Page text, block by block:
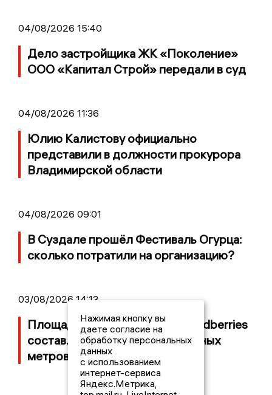
04/08/2026 15:40
Дело застройщика ЖК «Поколение»
ООО «Капитал Строй» передали в суд
04/08/2026 11:36
Юлию Калистову официально
представили в должности прокурора
Владимирской области
04/08/2026 09:01
В Суздале прошёл Фестиваль Огурца:
сколько потратили на организацию?
03/08/2026 14:13
Площадь пожара на складе Wildberries
составляет 100 тысяч квадратных
метров
Нажимая кнопку вы
даете согласие на
обработку персональных
данных
с использованием
интернет-сервиса
Яндекс.Метрика,